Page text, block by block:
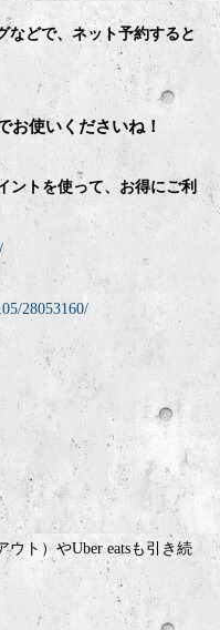
などで、ネット予約すると
お使いくださいね！
ントを使って、お得にご利
28053160/
ト）やUber eatsも引き続